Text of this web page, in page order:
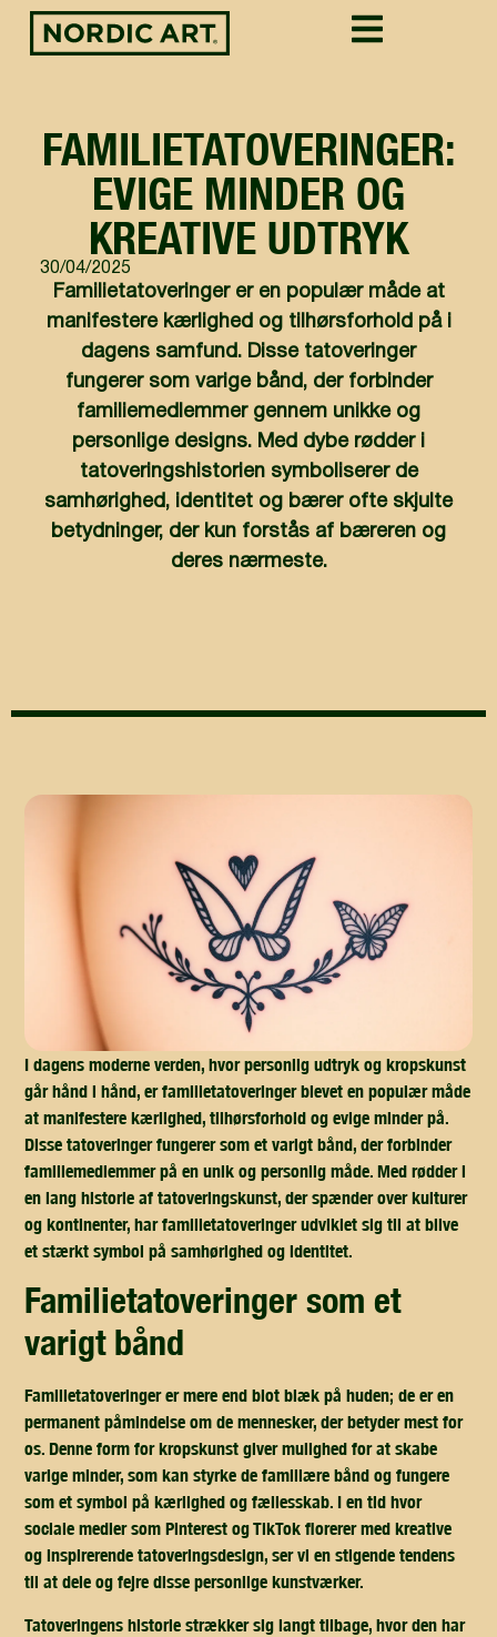
FAMILIETATOVERINGER:
EVIGE MINDER OG
KREATIVE UDTRYK
30/04/2025
Familietatoveringer er en populær måde at
manifestere kærlighed og tilhørsforhold på i
dagens samfund. Disse tatoveringer
fungerer som varige bånd, der forbinder
familiemedlemmer gennem unikke og
personlige designs. Med dybe rødder i
tatoveringshistorien symboliserer de
samhørighed, identitet og bærer ofte skjulte
betydninger, der kun forstås af bæreren og
deres nærmeste.
I dagens moderne verden, hvor personlig udtryk og kropskunst
går hånd i hånd, er familietatoveringer blevet en populær måde
at manifestere kærlighed, tilhørsforhold og evige minder på.
Disse tatoveringer fungerer som et varigt bånd, der forbinder
familiemedlemmer på en unik og personlig måde. Med rødder i
en lang historie af tatoveringskunst, der spænder over kulturer
og kontinenter, har familietatoveringer udviklet sig til at blive
et stærkt symbol på samhørighed og identitet.
familietatoveringer som et
varigt bånd
Familietatoveringer er mere end blot blæk på huden; de er en
permanent påmindelse om de mennesker, der betyder mest for
os. Denne form for kropskunst giver mulighed for at skabe
varige minder, som kan styrke de familiære bånd og fungere
som et symbol på kærlighed og fællesskab. I en tid hvor
sociale medier som Pinterest og TikTok florerer med kreative
og inspirerende tatoveringsdesign, ser vi en stigende tendens
til at dele og fejre disse personlige kunstværker.
Tatoveringens historie strækker sig langt tilbage, hvor den har